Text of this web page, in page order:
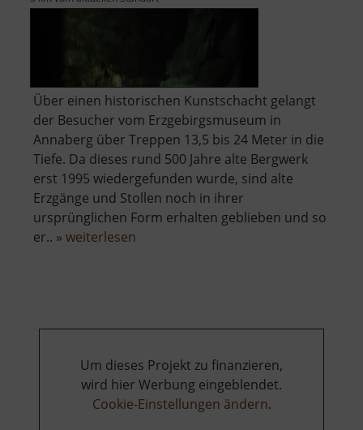
Über einen historischen Kunstschacht gelangt
der Besucher vom Erzgebirgsmuseum in
Annaberg über Treppen 13,5 bis 24 Meter in die
Tiefe. Da dieses rund 500 Jahre alte Bergwerk
erst 1995 wiedergefunden wurde, sind alte
Erzgänge und Stollen noch in ihrer
ursprünglichen Form erhalten geblieben und so
er.. » weiterlesen
Um dieses Projekt zu finanzieren,
wird hier Werbung eingeblendet.
Cookie-Einstellungen ändern.